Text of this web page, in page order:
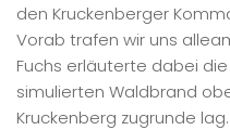
den Kruckenberger
Vorab trafen wir uns
Fuchs erläuterte dabei
simulierten Waldbrand
Kruckenberg zugrunde